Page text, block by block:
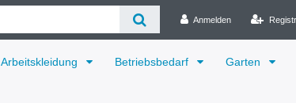
Anmelden
Arbeitskleidung Betriebsbedarf Garten